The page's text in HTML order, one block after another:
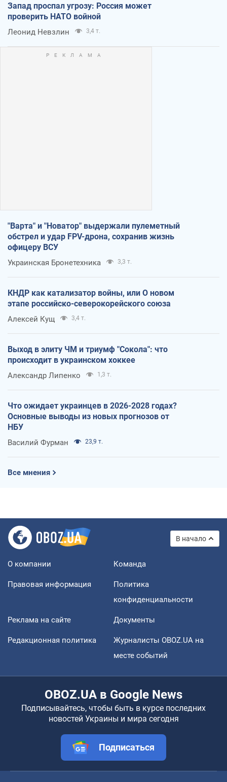
Запад проспал угрозу: Россия может
проверить НАТО войной
Леонид Невзлин 3,4 т.
"Варта" и "Новатор" выдержали пулеметный
обстрел и удар FPV-дрона, сохранив жизнь
офицеру ВСУ
Украинская Бронетехника 3,3 т.
КНДР как катализатор войны, или О новом
этапе российско-северокорейского союза
Алексей Кущ 3,4 т.
Выход в элиту ЧМ и триумф "Сокола": что
происходит в украинском хоккее
Александр Липенко 1,3 т.
Что ожидает украинцев в 2026-2028 годах?
Основные выводы из новых прогнозов от
НБУ
Василий Фурман 23,9 т.
Все мнения
В начало
О компании Команда
Правовая информация
Политика
конфиденциальности
Реклама на сайте Документы
Редакционная политика
Журналисты OBOZ.UA на
месте событий
OBOZ.UA в Google News
Подписывайтесь, чтобы быть в курсе последних
новостей Украины и мира сегодня
Подписаться